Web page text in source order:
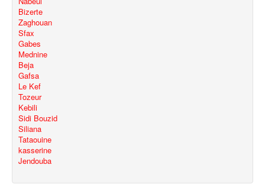
Bizerte
Zaghouan
Sfax
Gabes
Mednine
Beja
Gafsa
Le Kef
Tozeur
Kebili
Sidi Bouzid
Siliana
Tataouine
kasserine
Jendouba